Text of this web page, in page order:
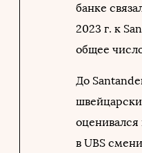
банке
2023 г. к
общее
До
оценивался
в UBS